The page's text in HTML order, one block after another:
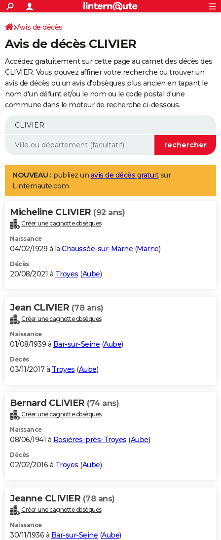
ACTUALITÉS
Politique
Société
Faits Divers
Education
Monde
Villes
+
SPORT
Coupe du monde 2026
Football
Tennis
Cyclisme
Rugby
Forum
Programme TV
TNT
Streaming
Cinéma
Sorties cinéma
Musique
+
FINANCE
Retraite
Epargne
Immobilier
Risques naturels par ville
Banque
Assurance
AUTO
Essais
Réserver un essai
Citadines
Berlines
SUV
Forum auto
+
Mobiles
Meilleur smartphone
Internet
Ordinateurs
Jeux vidéo
Guide high-tech
Aménagement intérieur
LIFESTYLE
Art de vivre
Bien-être
Loisirs
Mode
Modes de vie
Alimentation
Guide de la santé
Maladies
Médicaments
Sommeil
VOYAGE
Destinations
City break
Voyage nature
Voyage de noces
Forum
Climat
+PHOTO
GUIDES D'ACHAT
BONS PLANS
Carte de Noël
Carte Bonne année
Carte Saint-Valentin
Carte Pâques
Carte d'anniversaire
DICTIONNAIRE
Dictionnaire
Biographies
Citations
Expressions
Proverbes
PROGRAMME TV
S'inscrire
Se connecter
Lycées
Collèges
Primaires
Universités
Entreprises
Service militaire
Avis de recherche
AVIS DE DÉCÈS
Bricolage
Lifestyle
Culture
Sport
Auto
Television
Voyage
Cinema
Avis de décès
Avis de décès CLIVIER
Accédez gratuitement sur cette page au carnet des décès des
CLIVIER. Vous pouvez affiner votre recherche ou trouver un
avis de décès ou un avis d'obsèques plus ancien en tapant le
nom d'un défunt et/ou le nom ou le code postal d'une
commune dans le moteur de recherche ci-dessous.
NOUVEAU : publiez un avis de décès gratuitsur
Linternaute.com
Micheline CLIVIER (92 ans)
Créer une cagnotte obsèques
Naissance
04/02/1929 à la Chaussée-sur-Marne (Marne)
Décès
20/08/2021 à Troyes (Aube)
Jean CLIVIER (78 ans)
Créer une cagnotte obsèques
Naissance
01/08/1939 à Bar-sur-Seine (Aube)
Décès
03/11/2017 à Troyes (Aube)
Bernard CLIVIER (74 ans)
Créer une cagnotte obsèques
Naissance
08/06/1941 à Rosières-près-Troyes (Aube)
Décès
02/02/2016 à Troyes (Aube)
Jeanne CLIVIER (78 ans)
Créer une cagnotte obsèques
Naissance
30/11/1936 à Bar-sur-Seine (Aube)